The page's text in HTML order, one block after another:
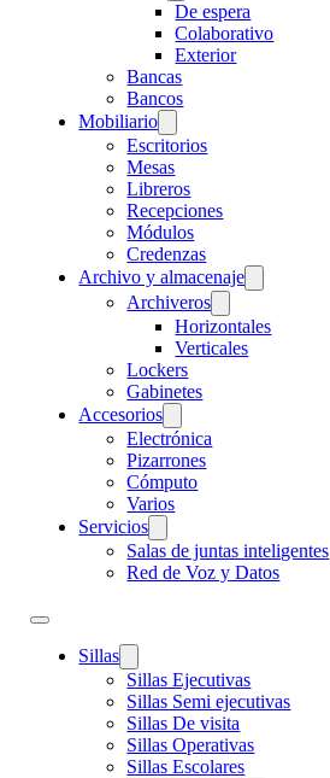
De espera
Colaborativo
Exterior
Bancas
Bancos
Mobiliario
Escritorios
Mesas
Libreros
Recepciones
Módulos
Credenzas
Archivo y almacenaje
Archiveros
Horizontales
Verticales
Lockers
Gabinetes
Accesorios
Electrónica
Pizarrones
Cómputo
Varios
Servicios
Salas de juntas inteligentes
Red de Voz y Datos
Sillas
Sillas Ejecutivas
Sillas Semi ejecutivas
Sillas De visita
Sillas Operativas
Sillas Escolares